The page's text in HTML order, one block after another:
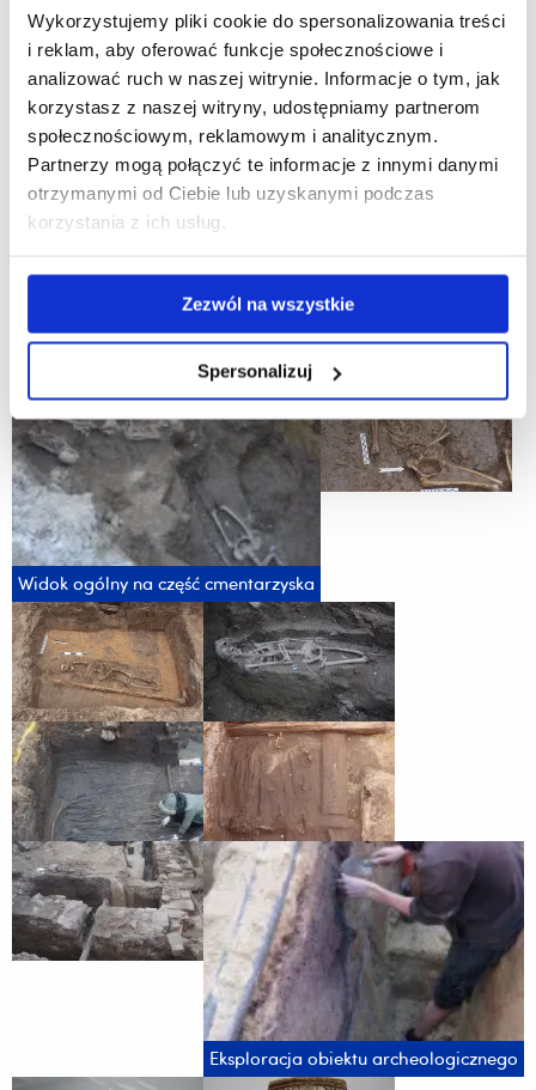
Wykorzystujemy pliki cookie do spersonalizowania treści
i reklam, aby oferować funkcje społecznościowe i
analizować ruch w naszej witrynie. Informacje o tym, jak
korzystasz z naszej witryny, udostępniamy partnerom
społecznościowym, reklamowym i analitycznym.
Partnerzy mogą połączyć te informacje z innymi danymi
otrzymanymi od Ciebie lub uzyskanymi podczas
korzystania z ich usług.
Zezwól na wszystkie
Spersonalizuj
pierwszymi systematycznymi pracami wykopaliskowymi
w obrębie Starego Miasta w Rzeszowie. Ich kontynuacją są
rozpoczęte niedawno (2018 r.) badania ulicy Kościuszki.
Wybrane publikacje, w których znajdują się informacje
o badaniach
Berdowska J., Kocańda P., Mącik H., Rozwałka A.
Galeria
Widok ogólny na część cmentarzyska
Eksploracja obiektu archeologicznego